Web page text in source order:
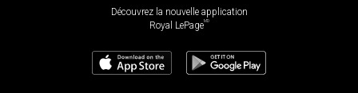
Découvrez la nouvelle application
Royal LePageMD